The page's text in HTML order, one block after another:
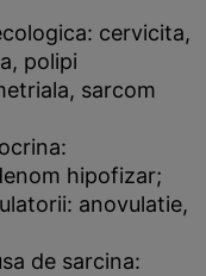
cervicita,
polipi
sarcom
hipofizar;
anovulatie,
de sarcina: